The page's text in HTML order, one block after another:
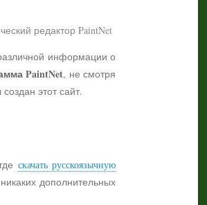
информации о
PaintNet, не смотря
этот сайт.
скачать русскоязычную
дополнительных